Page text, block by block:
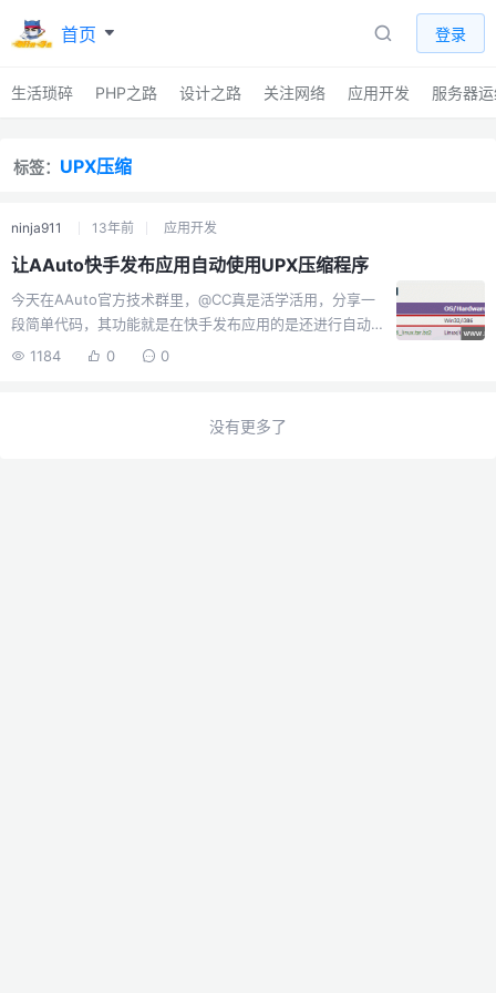
首页 登录
生活琐碎 PHP之路 设计之路 关注网络 应用开发 服务器
标签： UPX压缩
ninja911 13年前 应用开发
让AAuto快手发布应用自动使用UPX压缩程序
今天在AAuto官方技术群里，@CC真是活学活用，分享一
段简单代码，其功能就是在快手发布应用的是还进行自动
使用UPX压缩程序。 根据@CC的提示，我也画葫芦并优化
全木有后门，放心）下载最新upx,下载地址：
1184 0 0
没有更多了